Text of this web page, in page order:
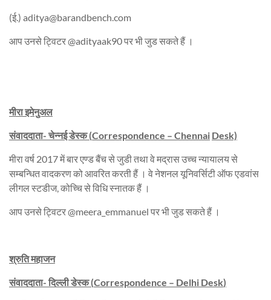
(ई.) aditya@barandbench.com
आप उनसे ट्विटर @adityaak90 पर भी जुड सकते हैं ।
मीरा इमेनुअल
संवाददाता- चेन्नई डेस्क(Correspondence – Chennai Desk)
मीरा वर्ष 2017 में बार एण्ड बैंच से जुडी तथा वे मद्रास उच्च न्यायालय से
सम्बन्धित वादकरण को आवरित करती हैं । वे नेशनल यूनिवर्सिटी ऑफ एडवांस
लीगल स्टडीज, कोच्चि से विधि स्नातक हैं ।
आप उनसे ट्विटर @meera_emmanuel पर भी जुड सकते हैं ।
श्रुति महाजन
संवाददाता- दिल्ली डेस्क(Correspondence – Delhi Desk)